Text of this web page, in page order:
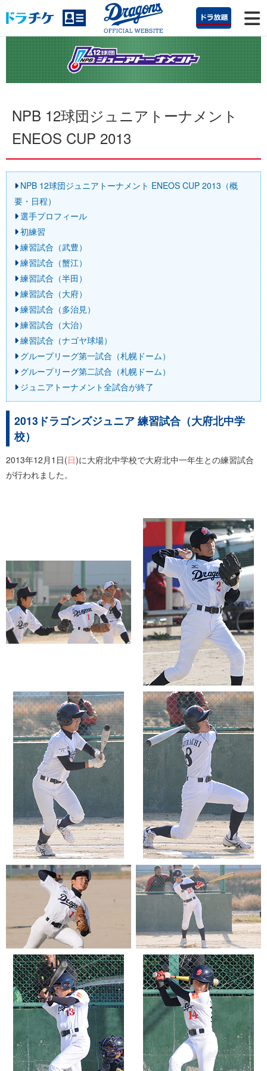
NPB 12球団ジュニアトーナメント
ENEOS CUP 2013
NPB 12球団ジュニアトーナメント ENEOS CUP 2013（概
要・日程）
選手プロフィール
初練習
練習試合（武豊）
練習試合（蟹江）
練習試合（半田）
練習試合（大府）
練習試合（多治見）
練習試合（大治）
練習試合（ナゴヤ球場）
グループリーグ第一試合（札幌ドーム）
グループリーグ第二試合（札幌ドーム）
ジュニアトーナメント全試合が終了
2013ドラゴンズジュニア 練習試合（大府北中学
校）
2013年12月1日(日)に大府北中学校で大府北中一年生との練習試合
が行われました。